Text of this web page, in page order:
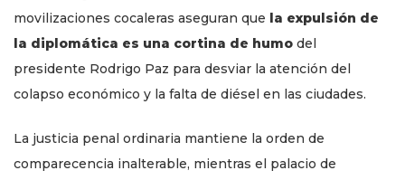
movilizaciones cocaleras aseguran que
la expulsión de
la diplomática es una cortina de humo del
presidente Rodrigo Paz para desviar la atención del
colapso económico y la falta de diésel en las ciudades.
La justicia penal ordinaria mantiene la orden de
comparecencia inalterable, mientras el palacio de